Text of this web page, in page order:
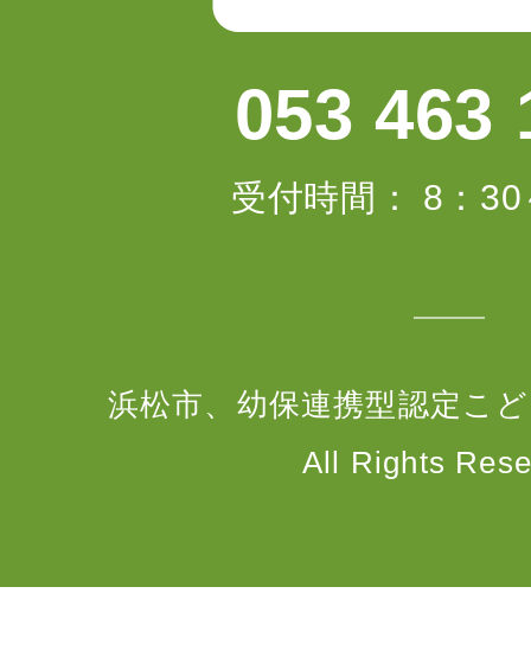
053 463
受付時間： 8：
浜松市、幼保連携型認定こ
All Rights